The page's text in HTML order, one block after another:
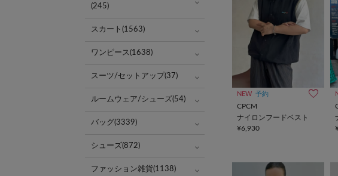
NEW 予約
CPCM
ナイロンフードベスト
¥6,930
(245)
スカート(1563)
ワンピース(1638)
スーツ/セットアップ(37)
ルームウェア/シューズ(54)
バッグ(3339)
シューズ(872)
ファッション雑貨(1138)